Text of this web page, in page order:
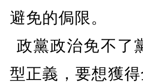
避免的侷限。
政黨政治免不了
型正義，要想獲